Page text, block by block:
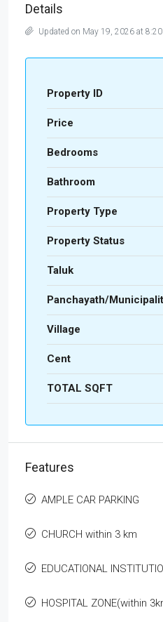
Details
Updated on May 19, 2026 at
Property ID
Price
Bedrooms
Bathroom
Property Type
Property Status
Taluk
Panchayath/
Village
Cent
TOTAL SQFT
Features
AMPLE CAR PARKING
CHURCH within 3 km
EDUCATIONAL
HOSPITAL ZONE(within